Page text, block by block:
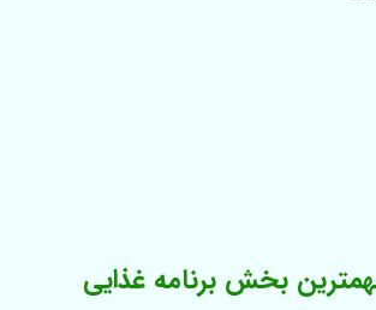
بخش برنامه غذایی